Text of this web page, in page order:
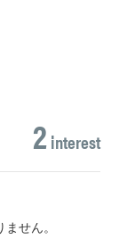
2interest
せん。